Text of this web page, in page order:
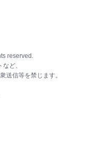
reserved.
ど、
送信等を禁じます。